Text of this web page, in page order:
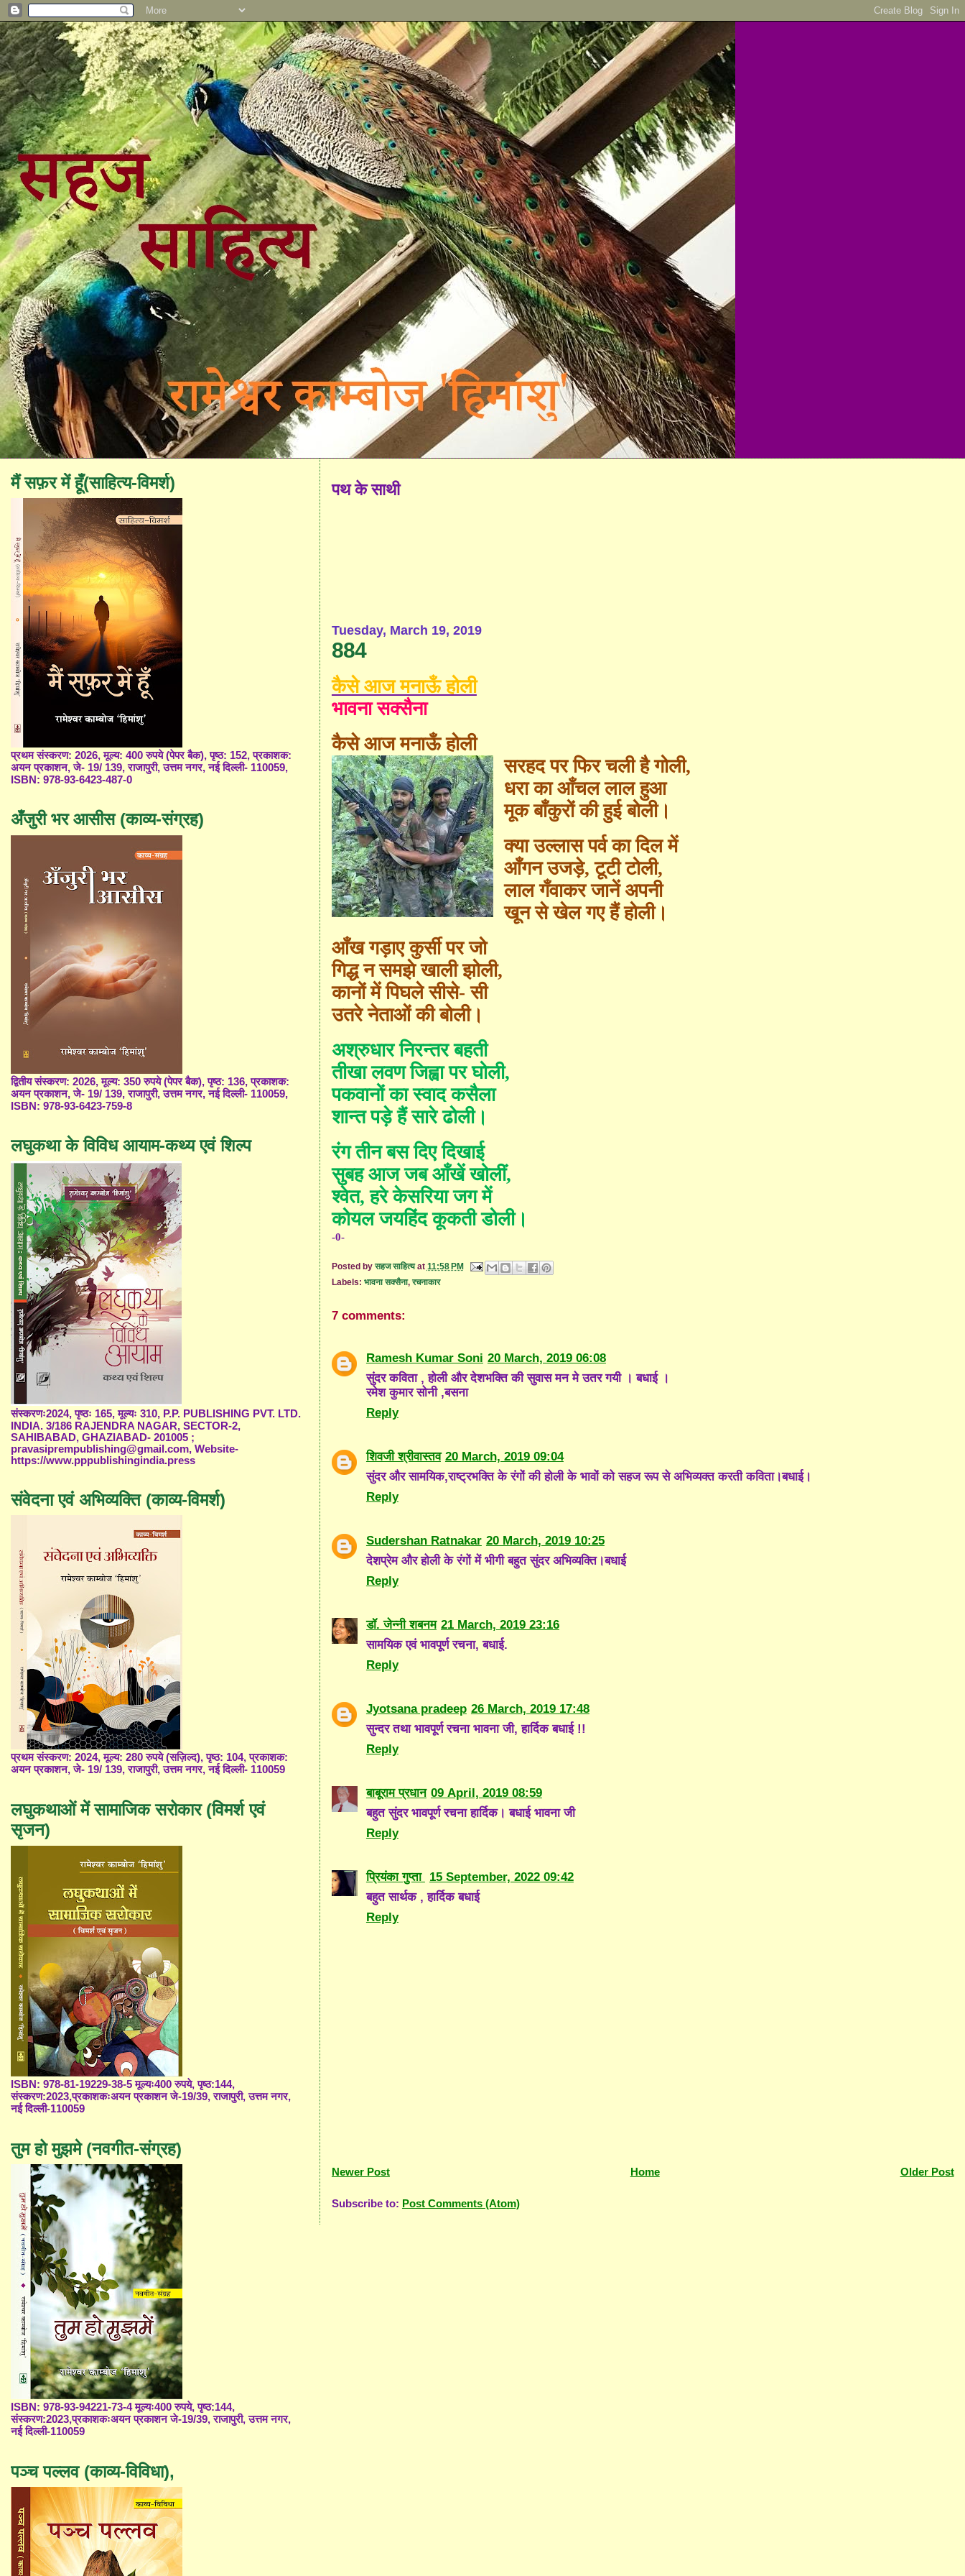
पथ के साथी
Tuesday, March 19, 2019
884
कैसे आज मनाऊँ होली
भावना सक्सैना
कैसे आज मनाऊँ होली
सरहद पर फिर चली है गोली,
धरा का आँचल लाल हुआ
मूक बाँकुरों की हुई बोली।
क्या उल्लास पर्व का दिल में
आँगन उजड़े,टूटी टोली,
लाल गँवाकर जानें अपनी
खून से खेल गए हैं होली।
आँख गड़ाए कुर्सी पर जो
गिद्ध न समझे खाली झोली,
कानों में पिघले सीसे- सी
उतरे नेताओं की बोली।
अश्रुधार निरन्तर बहती
तीखा लवण जिह्वा पर घोली,
पकवानों का स्वाद कसैला
शान्तपड़े हैं सारे ढोली।
रंग तीन बस दिए दिखाई
सुबह आज जब आँखें खोलीं,
श्वेत,हरे केसरिया जग में
कोयल जयहिंद कूकती डोली।
-0-
Posted byसहज साहित्य at 11:58 PM
Labels: भावना सक्सैना,रचनाकार
7 comments:
Ramesh Kumar Soni 20 March, 2019 06:08
सुंदर कविता , होली और देशभक्ति की सुवास मन मे उतर गयी । बधाई ।
रमेश कुमार सोनी ,बसना
Reply
शिवजी श्रीवास्तव 20 March, 2019 09:04
सुंदर और सामयिक,राष्ट्रभक्ति के रंगों की होली के भावों को सहज रूप से अभिव्यक्त करती कविता।बधाई।
Reply
Sudershan Ratnakar 20 March, 2019 10:25
देशप्रेम और होली के रंगों में भीगी बहुत सुंदर अभिव्यक्ति।बधाई
Reply
डॉ. जेन्नी शबनम 21 March, 2019 23:16
सामयिक एवं भावपूर्ण रचना, बधाई.
Reply
Jyotsana pradeep 26 March, 2019 17:48
सुन्दर तथा भावपूर्ण रचना भावना जी, हार्दिक बधाई !!
Reply
बाबूराम प्रधान 09 April, 2019 08:59
बहुत सुंदर भावपूर्ण रचना हार्दिक। बधाई भावना जी
Reply
प्रियंका गुप्ता 15 September, 2022 09:42
बहुत सार्थक , हार्दिक बधाई
Reply
Newer Post Older Post
Home
Subscribe to: Post Comments (Atom)
मैं सफ़र में हूँ(साहित्य-विमर्श)
प्रथम संस्करण: 2026, मूल्य: 400 रुपये (पेपर बैक), पृष्ठ: 152, प्रकाशक:
अयन प्रकाशन, जे- 19/ 139, राजापुरी, उत्तम नगर, नई दिल्ली- 110059,
ISBN: 978-93-6423-487-0
अँजुरी भर आसीस (काव्य-संग्रह)
द्वितीय संस्करण: 2026, मूल्य: 350 रुपये (पेपर बैक), पृष्ठ: 136, प्रकाशक:
अयन प्रकाशन, जे- 19/ 139, राजापुरी, उत्तम नगर, नई दिल्ली- 110059,
ISBN: 978-93-6423-759-8
लघुकथा के विविध आयाम-कथ्य एवं शिल्प
संस्करणः2024, पृष्ठः 165, मूल्यः 310, P.P. PUBLISHING PVT. LTD.
INDIA. 3/186 RAJENDRA NAGAR, SECTOR-2,
SAHIBABAD, GHAZIABAD- 201005 ;
pravasiprempublishing@gmail.com, Website-
https://www.pppublishingindia.press
संवेदना एवं अभिव्यक्ति (काव्य-विमर्श)
प्रथम संस्करण: 2024, मूल्य: 280 रुपये (सज़िल्द), पृष्ठ: 104, प्रकाशक:
अयन प्रकाशन, जे- 19/ 139, राजापुरी, उत्तम नगर, नई दिल्ली- 110059
लघुकथाओं में सामाजिक सरोकार (विमर्श एवं
सृजन)
ISBN: 978-81-19229-38-5 मूल्यः400 रुपये, पृष्ठ:144,
संस्करण:2023,प्रकाशकःअयन प्रकाशन जे-19/39, राजापुरी, उत्तम नगर,
नई दिल्ली-110059
तुम हो मुझमे (नवगीत-संग्रह)
ISBN: 978-93-94221-73-4 मूल्यः400 रुपये, पृष्ठ:144,
संस्करण:2023,प्रकाशकःअयन प्रकाशन जे-19/39, राजापुरी, उत्तम नगर,
नई दिल्ली-110059
पञ्च पल्लव (काव्य-विविधा),